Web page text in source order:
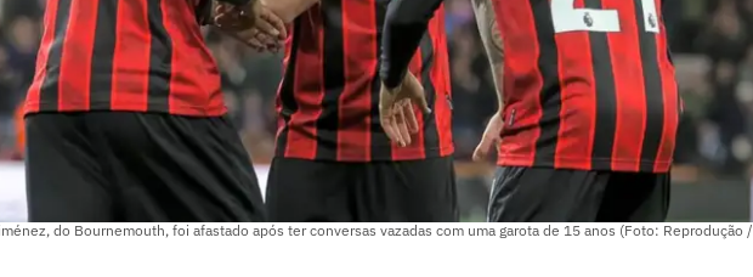
do Bournemouth, foi afastado após ter conversas vazadas com uma garota de 15 anos (Foto: Reprodução /